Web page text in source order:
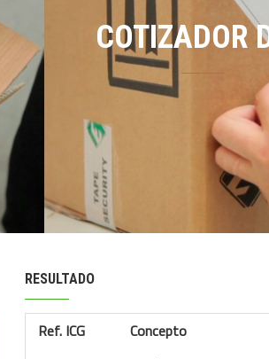
COTIZADOR
RESULTADO
Ref. ICG Concepto